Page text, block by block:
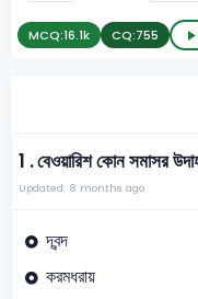
MCQ:16.1k CQ:755
1 .বেওয়ারিশ কোন সমাসর
Updated: 8 months ago
দ্বন্দ
করমধরায়